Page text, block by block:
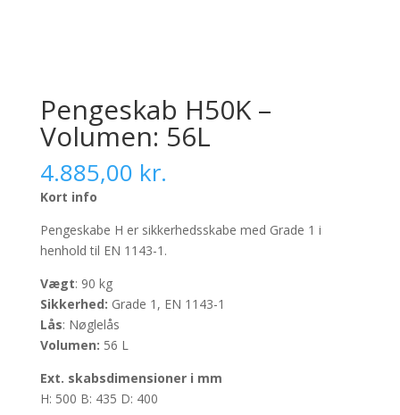
Pengeskab H50K –
Volumen: 56L
4.885,00 kr.
Kort info
Pengeskabe H er sikkerhedsskabe med Grade 1 i
henhold til EN 1143-1.
Vægt: 90 kg
Sikkerhed: Grade 1, EN 1143-1
Lås: Nøglelås
Volumen: 56 L
Ext. skabsdimensioner i mm
H: 500 B: 435 D: 400